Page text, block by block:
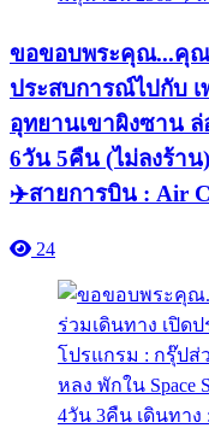
ขอขอบพระคุณ...คุณ
ประสบการณ์ไปกับ
อุทยานเขาผิงซาน ล่
6วัน 5คืน (ไม่ลงร้าน
✈️สายการบิน : Air
24